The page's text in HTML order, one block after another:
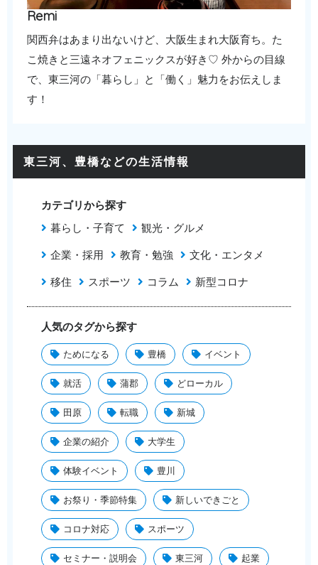
Remi
関西弁はあまり出ないけど、大阪生まれ大阪育ち。た
こ焼きと三遠ネオフェニックスが好き♡ 外からの目線
で、東三河の「暮らし」と「働く」魅力をお伝えしま
す！
東三河、豊橋などの生活情報
カテゴリから探す
暮らし・子育て
観光・グルメ
企業・採用
教育・勉強
文化・エンタメ
移住
スポーツ コラム 新型コロナ
人気のタグから探す
ためになる 豊橋 イベント
就活 蒲郡 どローカル
田原 転職 新城
企業の紹介 大学生
体験イベント 豊川
お祭り・季節特集 新しいできごと
コロナ対応 スポーツ
セミナー・説明会 東三河 起業